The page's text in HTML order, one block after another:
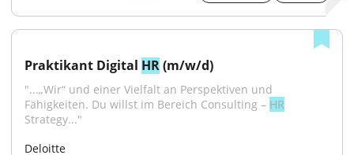
Praktikant Digital HR (m/w/d)
"...„Wir“ und einer Vielfalt an Perspektiven und
Fähigkeiten. Du willst im Bereich Consulting – HR
Strategy..."
Deloitte